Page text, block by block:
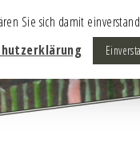
Sie sich damit